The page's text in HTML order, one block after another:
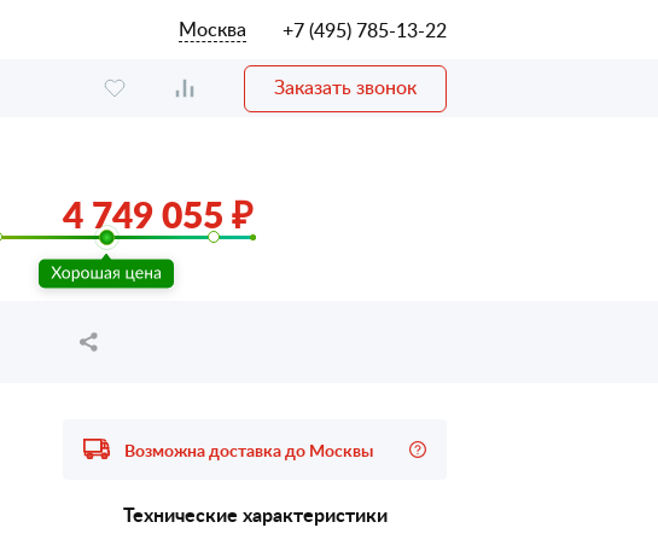
Москва +7 (495) 785-13-22
Заказать звонок
4 749 055 ₽
Возможна доставка до Москвы
Технические характеристики